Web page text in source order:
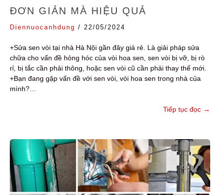
ĐƠN GIẢN MÀ HIỆU QUẢ
Diennuocanhdung / 22/05/2024
+Sửa sen vòi tại nhà Hà Nội gần đây giá rẻ. Là giải pháp sửa
chữa cho vấn đề hỏng hóc của vòi hoa sen, sen vòi bị vỡ, bị rò
rỉ, bị tắc cần phải thông, hoặc sen vòi cũ cần phải thay thế mới.
+Bạn đang gặp vấn đề với sen vòi, vòi hoa sen trong nhà của
mình?…
Tiếp tục đọc →